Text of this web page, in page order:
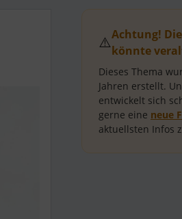
⚠️Achtung!
könnte
Dieses Thema
Jahren erstellt.
entwickelt sich
gerne eine neue
aktuellsten Infos